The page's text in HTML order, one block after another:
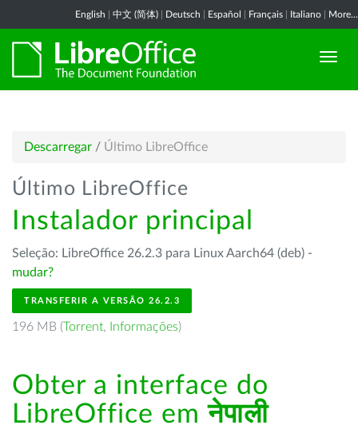
English 中文 (简体) Deutsch Español Français Italiano More...
Descarregar / Último LibreOffice
Último LibreOffice
Instalador principal
Seleção: LibreOffice 26.2.3 para Linux Aarch64 (deb) -
mudar?
TRANSFERIR A VERSÃO 26.2.3
196 MB (Torrent, Informações)
Obter a interface do
LibreOffice emनेपाली